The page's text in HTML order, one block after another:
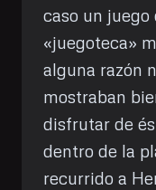
caso un
«juegoteca»
alguna razón
mostraban
disfrutar de
dentro de la
recurrido a